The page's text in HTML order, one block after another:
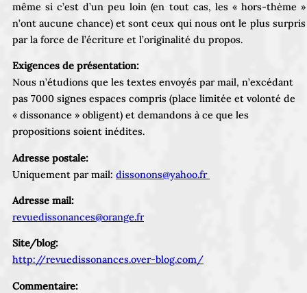
même si c’est d’un peu loin (en tout cas, les « hors-thème »
n’ont aucune chance) et sont ceux qui nous ont le plus surpris
par la force de l’écriture et l’originalité du propos.
Exigences de présentation:
Nous n’étudions que les textes envoyés par mail, n’excédant
pas 7000 signes espaces compris (place limitée et volonté de
« dissonance » obligent) et demandons à ce que les
propositions soient inédites.
Adresse postale:
Uniquement par mail: dissonons@yahoo.fr
Adresse mail:
revuedissonances@orange.fr
Site/blog:
http://revuedissonances.over-blog.com/
Commentaire: